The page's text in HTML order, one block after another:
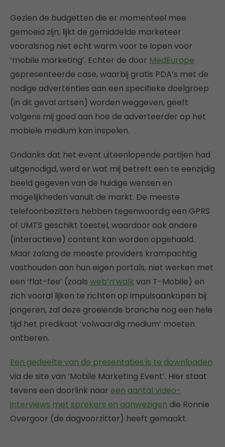
Gezien de budgetten die er momenteel mee
gemoeid zijn, lijkt de gemiddelde marketeer
vooralsnog niet echt warm voor te lopen voor
‘mobile marketing’. Echter de door MedEurope
gepresenteerde case, waarbij gratis PDA’s met de
nodige advertenties aan een specifieke doelgroep
(in dit geval artsen) worden weggeven, geeft
volgens mij goed aan hoe de adverteerder op het
mobiele medium kan inspelen.
Ondanks dat het event uiteenlopende partijen had
uitgenodigd, werd er wat mij betreft een te eenzijdig
beeld gegeven van de huidige wensen en
mogelijkheden vanuit de markt. De meeste
telefoonbezitters hebben tegenwoordig een GPRS
of UMTS geschikt toestel, waardoor ook andere
(interactieve) content kan worden opgehaald.
Maar zolang de meeste providers krampachtig
vasthouden aan hun eigen portals, niet werken met
een ‘flat-fee’ (zoals web’n’walk van T-Mobile) en
zich vooral lijken te richten op impulsaankopen bij
jongeren, zal deze groeiende branche nog een hele
tijd het predikaat ‘volwaardig medium’ moeten
ontberen.
Een gedeelte van de presentaties is te downloaden
via de site van ‘Mobile Marketing Event’. Hier staat
tevens een doorlink naar een aantal video-
interviews met sprekers en aanwezigen die Ronnie
Overgoor (de dagvoorzitter) heeft gemaakt.